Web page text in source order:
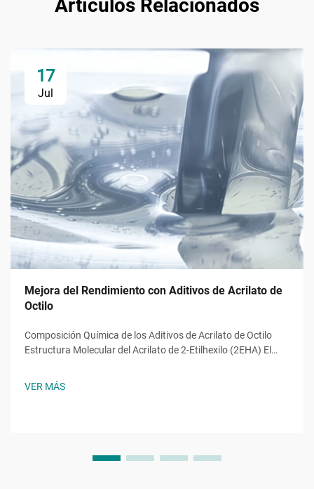
Artículos Relacionados
17
Jul
Mejora del Rendimiento con Aditivos de Acrilato de
Octilo
Composición Química de los Aditivos de Acrilato de Octilo
Estructura Molecular del Acrilato de 2-Etilhexilo (2EHA) El
ramificada que da lugar a un polímero flexible y también es
VER MÁS